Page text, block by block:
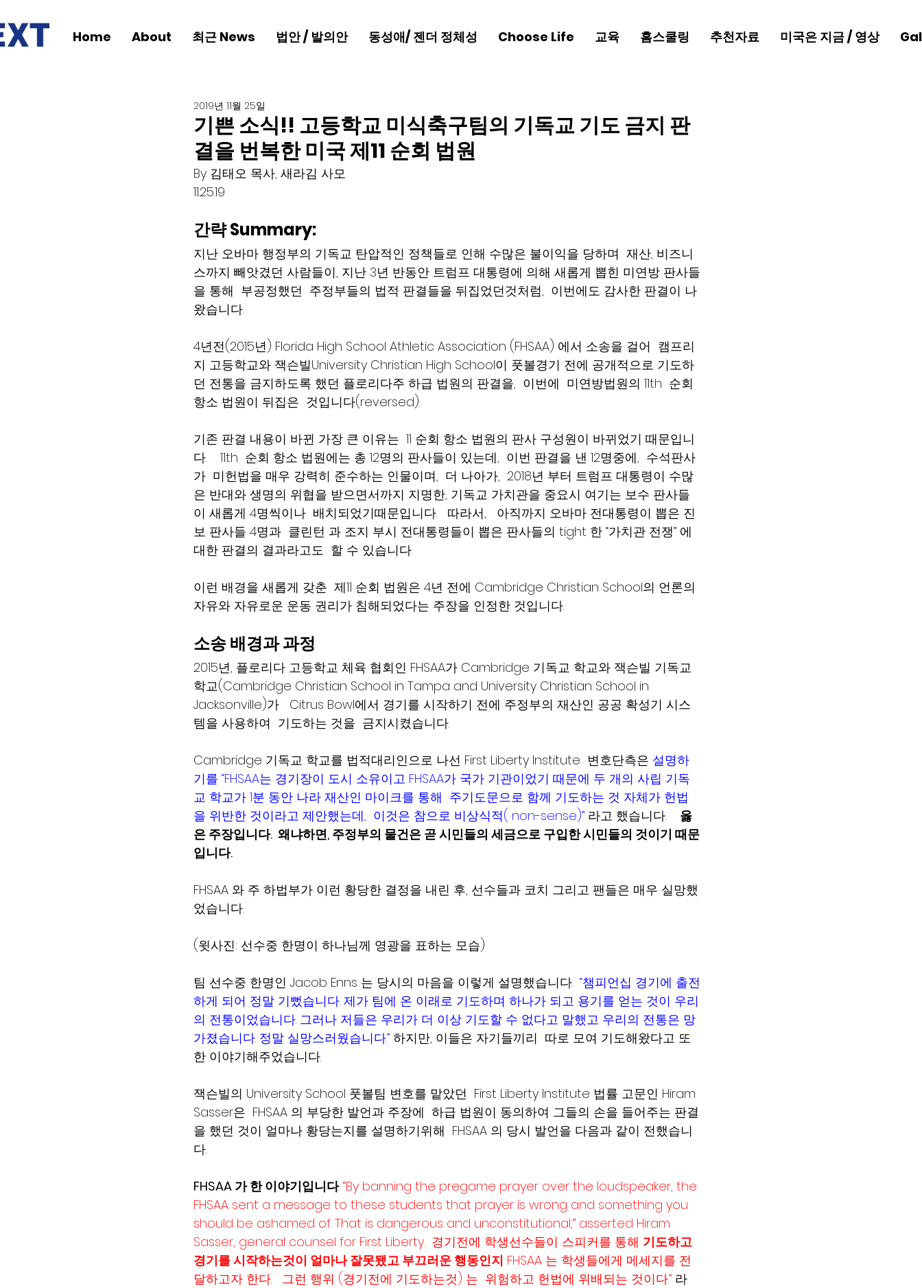
Home About 최근 News 법안 / 발의안 동성애/ 젠더 정체성 Choose Life 교육 홈스쿨링 추천자료 미국은 지금 / 영상
기쁜 소식!! 고등학교 미식축구팀의 기독교 기도 금지 판
결을 번복한 미국 제11 순회 법원
2019년 11월 25일
By 김태오 목사, 새라김 사모
11.25.19
간략 Summary:
지난 오바마 행정부의 기독교 탄압적인 정책들로 인해 수많은 불이익을 당하며  재산, 비즈니
스까지 빼앗겼던 사람들이, 지난 3년 반동안 트럼프 대통령에 의해 새롭게 뽑힌 미연방 판사들
을 통해  부공정했던  주정부들의 법적 판결들을 뒤집었던것처럼,  이번에도 감사한 판결이 나
왔습니다.
4년전(2015년) Florida High School Athletic Association (FHSAA) 에서 소송을 걸어  캠프리
지 고등학교와 잭슨빌University Christian High School이 풋볼경기 전에 공개적으로 기도하
던 전통을 금지하도록 했던 플로리다주 하급 법원의 판결을,  이번에  미연방법원의 11th  순회
항소 법원이 뒤집은  것입니다(reversed).
기존 판결 내용이 바뀐 가장 큰 이유는  11 순회 항소 법원의 판사 구성원이 바뀌었기 때문입니
다.    11th  순회 항소 법원에는 총 12명의 판사들이 있는데,  이번 판결을 낸 12명중에,  수석판사
가  미헌법을 매우 강력히 준수하는 인물이며,  더 나아가,  2018년 부터 트럼프 대통령이 수많
은 반대와 생명의 위협을 받으면서까지 지명한, 기독교 가치관을 중요시 여기는 보수 판사들
이 새롭게 4명씩이나  배치되었기때문입니다.   따라서,   아직까지 오바마 전대통령이 뽑은 진
보 판사들 4명과  클린턴 과 조지 부시 전대통령들이 뽑은 판사들의 tight 한 “가치관 전쟁” 에
대한 판결의 결과라고도  할 수 있습니다.
이런 배경을 새롭게 갖춘  제11 순회 법원은 4년 전에 Cambridge Christian School의 언론의
자유와 자유로운 운동 권리가 침해되었다는 주장을 인정한 것입니다.
소송 배경과 과정
2015년, 플로리다 고등학교 체육 협회인 FHSAA가 Cambridge 기독교 학교와 잭슨빌 기독교
학교(Cambridge Christian School in Tampa and University Christian School in
Jacksonville)가   Citrus Bowl에서 경기를 시작하기 전에 주정부의 재산인 공공 확성기 시스
템을 사용하여  기도하는 것을  금지시켰습니다.
Cambridge 기독교 학교를 법적대리인으로 나선 First Liberty Institute  변호단측은 설명하
기를 “FHSAA는 경기장이 도시 소유이고 FHSAA가 국가 기관이었기 때문에 두 개의 사립 기독
교 학교가 1분 동안 나라 재산인 마이크를 통해  주기도문으로 함께 기도하는 것 자체가 헌법
을 위반한 것이라고 제안했는데,  이것은 참으로 비상식적( non-sense)” 라고 했습니다. 옳
은 주장입니다.  왜냐하면, 주정부의 물건은 곧 시민들의 세금으로 구입한 시민들의 것이기 때문
입니다.
FHSAA 와 주 하법부가 이런 황당한 결정을 내린 후, 선수들과 코치 그리고 팬들은 매우 실망했
었습니다.
(윗사진: 선수중 한명이 하나님께 영광을 표하는 모습)
팀 선수중 한명인 Jacob Enns 는 당시의 마음을 이렇게 설명했습니다. “챔피언십 경기에 출전
하게 되어 정말 기뻤습니다. 제가 팀에 온 이래로 기도하며 하나가 되고 용기를 얻는 것이 우리
의 전통이었습니다. 그러나 저들은 우리가 더 이상 기도할 수 없다고 말했고 우리의 전통은 망
가졌습니다. 정말 실망스러웠습니다.” 하지만, 이들은 자기들끼리  따로 모여 기도해왔다고 또
한 이야기해주었습니다.
잭슨빌의 University School 풋볼팀 변호를 맡았던  First Liberty Institute 법률 고문인 Hiram
Sasser은  FHSAA 의 부당한 발언과 주장에  하급 법원이 동의하여 그들의 손을 들어주는 판결
을 했던 것이 얼마나 황당는지를 설명하기위해  FHSAA 의 당시 발언을 다음과 같이 전했습니
다.
FHSAA 가 한 이야기입니다. “By banning the pregame prayer over the loudspeaker, the
FHSAA sent a message to these students that prayer is wrong and something you
should be ashamed of. That is dangerous and unconstitutional,” asserted Hiram
Sasser, general counsel for First Liberty.  경기전에 학생선수들이 스피커를 통해 기도하고
경기를 시작하는것이 얼마나 잘못됐고 부끄러운 행동인지 FHSAA 는 학생들에게 메세지를 전
달하고자 한다.   그런 행위 (경기전에 기도하는것) 는  위험하고 헌법에 위배되는 것이다.” 라